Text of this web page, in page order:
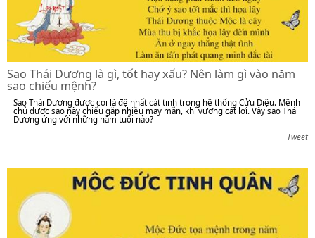
Sao Thái Dương là gì, tốt hay xấu? Nên làm gì vào năm
sao chiếu mệnh?
Sao Thái Dương được coi là đệ nhất cát tinh trong hệ thống Cửu Diệu. Mệnh
chủ được sao này chiếu gặp nhiều may mắn, khí vượng cát lợi. Vậy sao Thái
Dương ứng với những năm tuổi nào?
Tweet